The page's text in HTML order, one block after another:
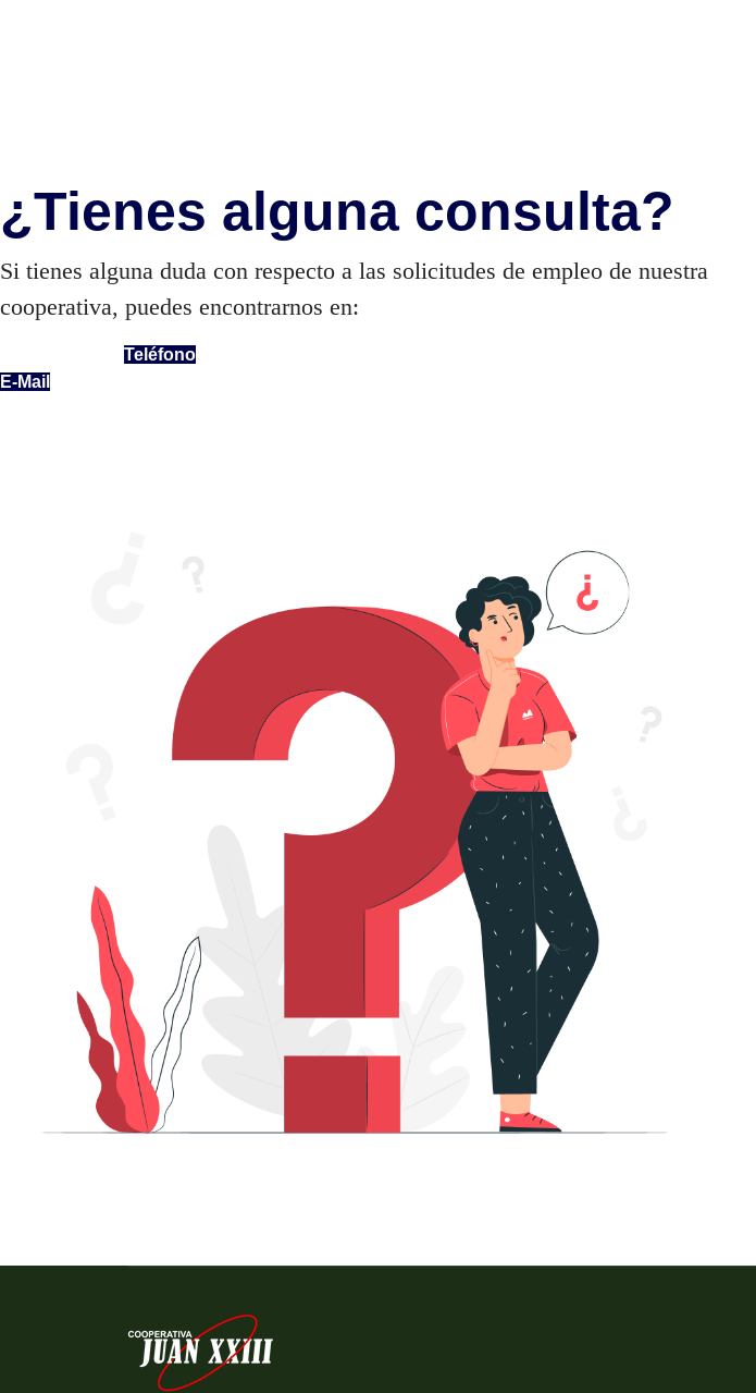
¿Tienes alguna consulta?
Si tienes alguna duda con respecto a las solicitudes de empleo de nuestra
cooperativa, puedes encontrarnos en:
Teléfono
E-Mail